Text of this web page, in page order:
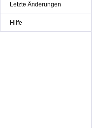
Letzte Änderungen
Hilfe